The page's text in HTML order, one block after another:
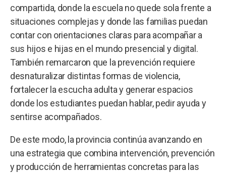
compartida, donde la escuela no quede sola frente a
situaciones complejas y donde las familias puedan
contar con orientaciones claras para acompañar a
sus hijos e hijas en el mundo presencial y digital.
También remarcaron que la prevención requiere
desnaturalizar distintas formas de violencia,
fortalecer la escucha adulta y generar espacios
donde los estudiantes puedan hablar, pedir ayuda y
sentirse acompañados.
De este modo, la provincia continúa avanzando en
una estrategia que combina intervención, prevención
y producción de herramientas concretas para las